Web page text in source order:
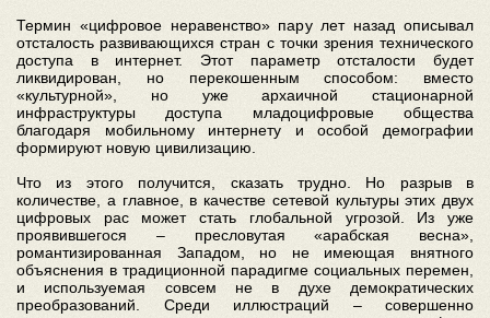
Термин «цифровое неравенство» пару лет назад описывал
отсталость развивающихся стран с точки зрения технического
доступа в интернет. Этот параметр отсталости будет
ликвидирован, но перекошенным способом: вместо
«культурной», но уже архаичной стационарной
инфраструктуры доступа младоцифровые общества
благодаря мобильному интернету и особой демографии
формируют новую цивилизацию.
Что из этого получится, сказать трудно. Но разрыв в
количестве, а главное, в качестве сетевой культуры этих двух
цифровых рас может стать глобальной угрозой. Из уже
проявившегося – пресловутая «арабская весна»,
романтизированная Западом, но не имеющая внятного
объяснения в традиционной парадигме социальных перемен,
и используемая совсем не в духе демократических
преобразований. Среди иллюстраций – совершенно